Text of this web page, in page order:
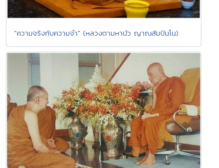
"ความจริงกับความจำ" (หลวงตามหาบัว ญาณสัมปันโน)